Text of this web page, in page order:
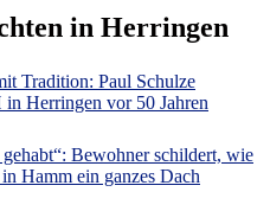
in Herringen
Tradition: Paul Schulze
Herringen vor 50 Jahren
Bewohner schildert, wie
Hamm ein ganzes Dach